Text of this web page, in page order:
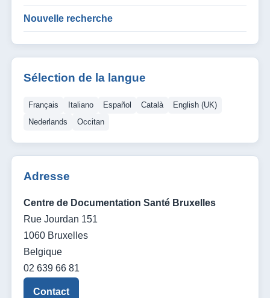
Nouvelle recherche
Sélection de la langue
Français Italiano Español Català
English (UK)
Nederlands
Occitan
Adresse
Centre de Documentation Santé Bruxelles
Rue Jourdan 151
1060 Bruxelles
Belgique
02 639 66 81
Contact